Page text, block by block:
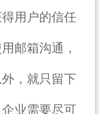
用户的信任
邮箱沟通，
，就只留下
业需要尽可